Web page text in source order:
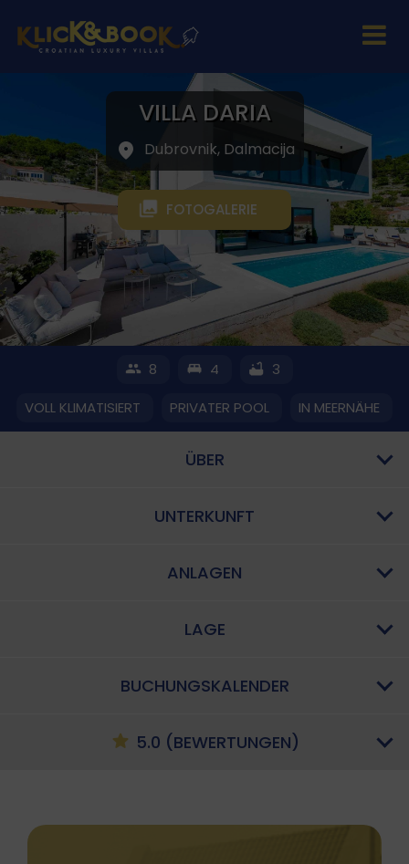
VILLA DARIA
Dubrovnik, Dalmacija
FOTOGALERIE
8 4
3
VOLL KLIMATISIERT
PRIVATER POOL IN MEERNÄHE
ÜBER
UNTERKUNFT
ANLAGEN
LAGE
BUCHUNGSKALENDER
5.0 (BEWERTUNGEN)